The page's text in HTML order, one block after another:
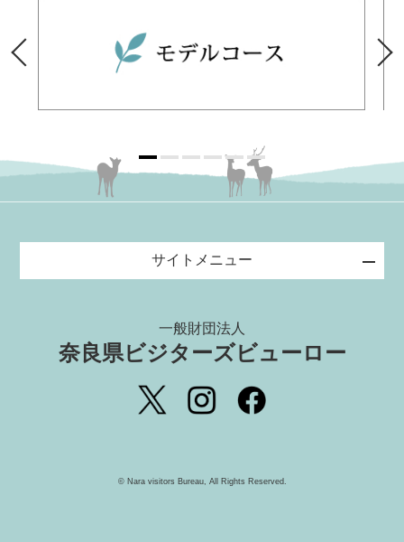
サイトメニュー
一般財団法人
奈良県ビジターズビューロー
©️ Nara visitors Bureau, All Rights Reserved.